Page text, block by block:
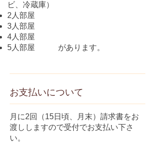
ビ、 冷蔵庫）
2人部屋
3人部屋
4人部屋
5人部屋 があります。
お支払いについて
月に2回（15日頃、月末）請求書をお
渡ししますので受付でお支払い下さ
い。